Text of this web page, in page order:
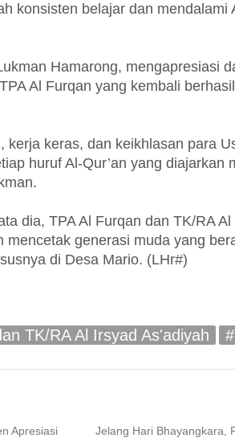
konsisten belajar dan mendalami
Hamarong, mengapresiasi
Al Furqan yang kembali
kerja keras, dan keikhlasan para
huruf Al-Qur’an yang diajarkan
dia, TPA Al Furqan dan TK/RA Al
generasi muda yang
di Desa Mario. (LHr#)
TK/RA Al Irsyad As'adiyah
Apresiasi
Next
Jelang Hari Bhayangkara,